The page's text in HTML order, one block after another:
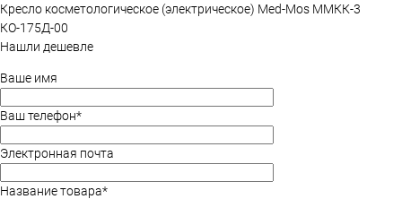
Кресло косметологическое (электрическое) Med-Mos ММКК-3
КО-175Д-00
Нашли дешевле
Ваше имя
Ваш телефон*
Электронная почта
Название товара*